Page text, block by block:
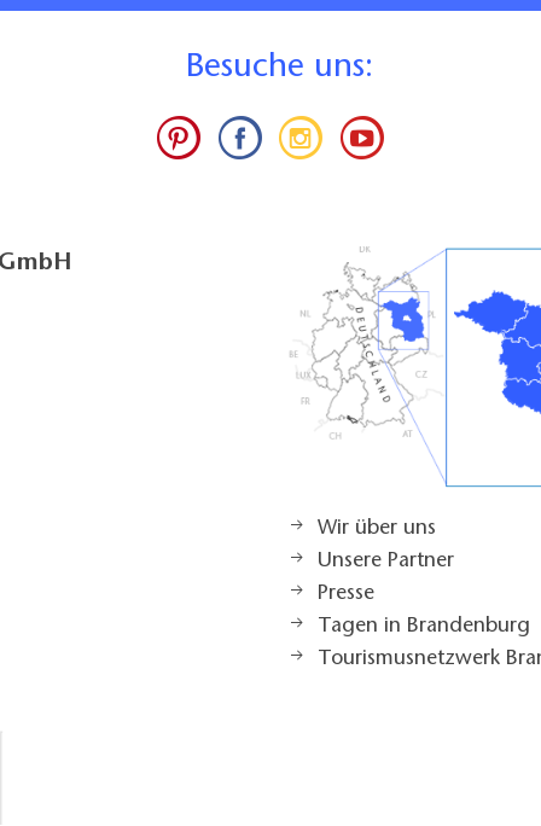
Besuche uns:
Wir über uns
Unsere Partner
Presse
Tagen in Brandenburg
Tourismusnetzwerk